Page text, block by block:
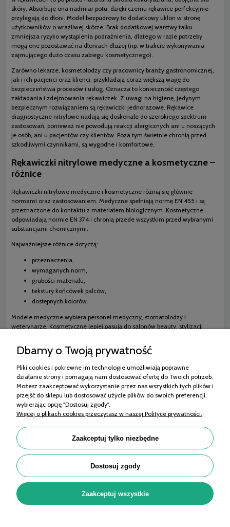
skóry. Absorbuje ona nadmiar potu, dzięki czemu rękawice perfekcyjnie
przylegają do dłoni. Model bezpudrowy to dodatkowy ukłon w stronę
użytkowników o wrażliwej skórze. Brak dodatkowej warstwy talku
zmniejsza ryzyko wystąpienia podrażnienia, dlatego w razie potrzeby
mogą one pozostawać na dłoniach dłużej (np. w trakcie wykonywania
zajmującego dużo czasu zabiegu kosmetycznego).
Zarówno lekarze, kosmetolodzy czy pracownicy branży gastronomicznej,
jak i ich pacjenci oraz klienci, przykładają coraz większą wagę do
bezpieczeństwa procesów i usług. Oznacza to konieczność częstego
zakładania i zdejmowania rękawiczek. Z uwagi na higienę, jedynym
bezpiecznym rozwiązaniem są rękawiczki jednorazowe. Rękawice
diagnostyczne nitrylowe nadają się doskonale do szerokiego spektrum
zastosowań, ponieważ nie powodują reakcji alergicznych ani u noszących
je osób, ani u pacjentów czy klientów. Poza tym świetnie chronią przed
szkodliwymi czynnikami, są wygodne i komfortowe.
Rękawiczki nitrylowe medyczne a kosmetyczne –
różnice
Rękawiczki nitrylowe medyczne i kosmetyczne różnią się głównie
normami oraz zastosowaniem. Medyczne spełniają normę EN 455 i są
przeznaczone do kontaktu z materiałem biologicznym. Kosmetyczne
odpowiadają normie EN 374 i chronią przede wszystkim przed wybranymi
substancjami chemicznymi.
Najważniejsze różnice dotyczą:
przeznaczenia,
wymaganych norm,
grubości materiału,
tekstury końcówek palców,
dostępnych kolorów.
Modele medyczne wybiera personel medyczny, stomatolodzy i
weterynarze. Kosmetyczne lepiej pasują do salonów beauty, stylizacji
Zakupy
Pomoc
Moje konto
Informacje
Porady
OMET MEDICAL Sp. z o.o. | ul. 11 Listopada 99/101, 95-070 Aleksandrów Łódzki |
KRS: 0001035811, NIP: 7322212964, REGON: 525290046
Dbamy o Twoją prywatność
Pliki cookies i pokrewne im technologie umożliwiają poprawne
działanie strony i pomagają nam dostosować ofertę do Twoich potrzeb.
Możesz zaakceptować wykorzystanie przez nas wszystkich tych plików i
przejść do sklepu lub dostosować użycie plików do swoich preferencji,
wybierając opcję "Dostosuj zgody".
Więcej o plikach cookies przeczytasz w naszej Polityce prywatności.
Zaakceptuj tylko niezbędne
Dostosuj zgody
Zaakceptuj wszystkie